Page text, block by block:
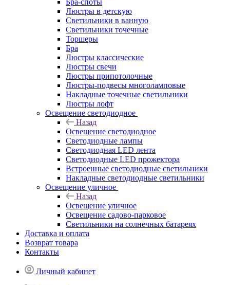
Бра-споты
Люстры в детскую
Светильники в ванную
Светильники точечные
Торшеры
Бра
Люстры классические
Люстры свечи
Люстры припотолочные
Люстры-подвесы многоламповые
Накладные точечные светильники
Люстры лофт
Освещение светодиодное
Назад
Освещение светодиодное
Светодиодные лампы
Светодиодная LED лента
Светодиодные LED прожектора
Встроенные светодиодные светильники
Накладные светодиодные светильники
Освещение уличное
Назад
Освещение уличное
Освещение садово-парковое
Светильники на солнечных батареях
Доставка и оплата
Возврат товара
Контакты
Личный кабинет